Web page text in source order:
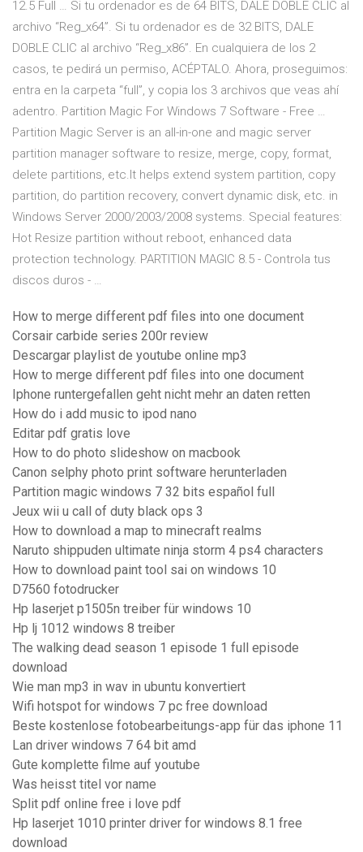
12.5 Full … Si tu ordenador es de 64 BITS, DALE DOBLE CLIC al
archivo “Reg_x64”. Si tu ordenador es de 32 BITS, DALE
DOBLE CLIC al archivo “Reg_x86”. En cualquiera de los 2
casos, te pedirá un permiso, ACÉPTALO. Ahora, proseguimos:
entra en la carpeta “full”, y copia los 3 archivos que veas ahí
adentro. Partition Magic For Windows 7 Software - Free …
Partition Magic Server is an all-in-one and magic server
partition manager software to resize, merge, copy, format,
delete partitions, etc.It helps extend system partition, copy
partition, do partition recovery, convert dynamic disk, etc. in
Windows Server 2000/2003/2008 systems. Special features:
Hot Resize partition without reboot, enhanced data
protection technology. PARTITION MAGIC 8.5 - Controla tus
discos duros - …
How to merge different pdf files into one document
Corsair carbide series 200r review
Descargar playlist de youtube online mp3
How to merge different pdf files into one document
Iphone runtergefallen geht nicht mehr an daten retten
How do i add music to ipod nano
Editar pdf gratis love
How to do photo slideshow on macbook
Canon selphy photo print software herunterladen
Partition magic windows 7 32 bits español full
Jeux wii u call of duty black ops 3
How to download a map to minecraft realms
Naruto shippuden ultimate ninja storm 4 ps4 characters
How to download paint tool sai on windows 10
D7560 fotodrucker
Hp laserjet p1505n treiber für windows 10
Hp lj 1012 windows 8 treiber
The walking dead season 1 episode 1 full episode
download
Wie man mp3 in wav in ubuntu konvertiert
Wifi hotspot for windows 7 pc free download
Beste kostenlose fotobearbeitungs-app für das iphone 11
Lan driver windows 7 64 bit amd
Gute komplette filme auf youtube
Was heisst titel vor name
Split pdf online free i love pdf
Hp laserjet 1010 printer driver for windows 8.1 free
download